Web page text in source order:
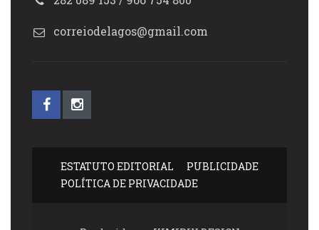
correiodelagos@gmail.com
ESTATUTO EDITORIAL
PUBLICIDADE
POLÍTICA DE PRIVACIDADE